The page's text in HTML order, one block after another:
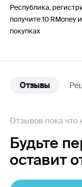
Республика,
получите 10 RMoney
покупках
Отзывы
Отзывов пока что
Будьте
оставит